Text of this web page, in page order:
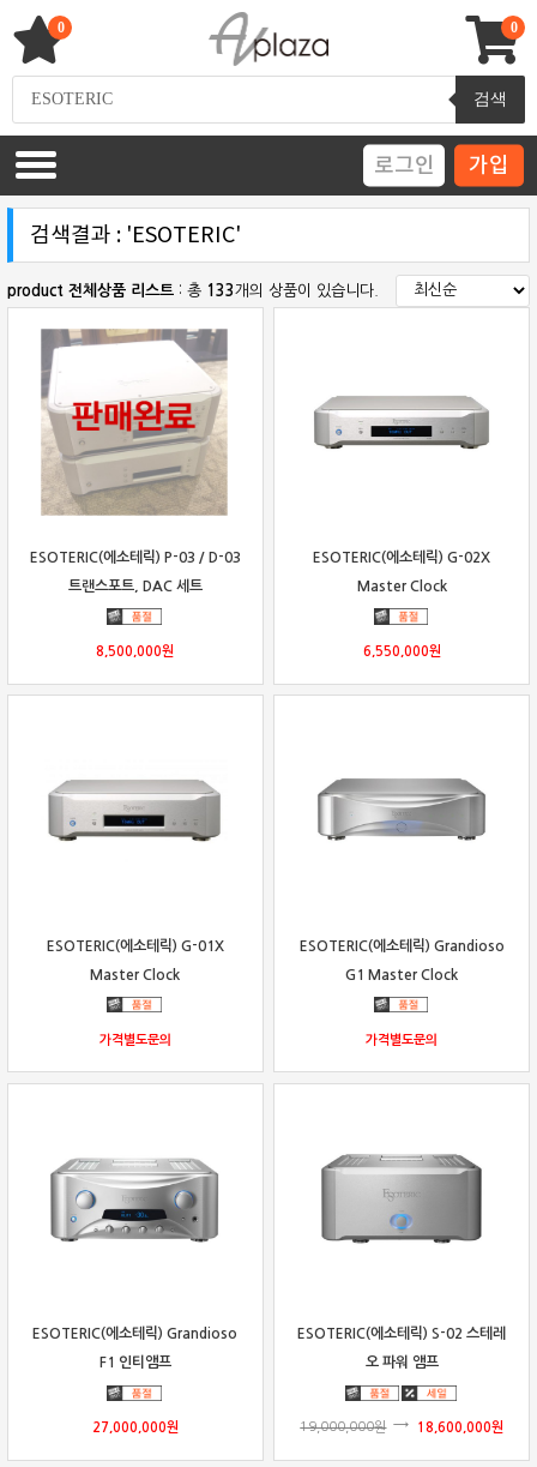
content
AV 플라자
하이파이 / 홈씨어터 전문 쇼핑몰
Products
search
검색
0
0
로그인 가입
보상판매 가격흥정 온라인 상담
검색결과 : 'ESOTERIC'
product 전체상품 리스트: 총 133개의 상품이 있습니다.
ESOTERIC(에소테릭) P-03 / D-03
트랜스포트, DAC 세트
8,500,000원
ESOTERIC(에소테릭) G-02X
Master Clock
6,550,000원
ESOTERIC(에소테릭) G-01X
Master Clock
가격별도문의
ESOTERIC(에소테릭) Grandioso
G1 Master Clock
가격별도문의
ESOTERIC(에소테릭) Grandioso
F1 인티앰프
27,000,000원
ESOTERIC(에소테릭) S-02 스테레
오 파워 앰프
19,000,000원 18,600,000원